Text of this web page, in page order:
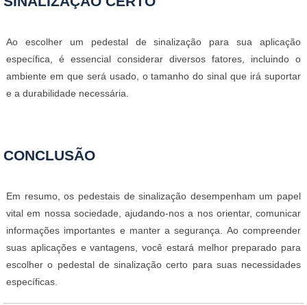
Ao escolher um pedestal de sinalização para sua aplicação
específica, é essencial considerar diversos fatores, incluindo o
ambiente em que será usado, o tamanho do sinal que irá suportar
e a durabilidade necessária.
CONCLUSÃO
Em resumo, os pedestais de sinalização desempenham um papel
vital em nossa sociedade, ajudando-nos a nos orientar, comunicar
informações importantes e manter a segurança. Ao compreender
suas aplicações e vantagens, você estará melhor preparado para
escolher o pedestal de sinalização certo para suas necessidades
específicas.